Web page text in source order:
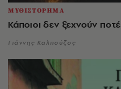
ΜΥΘΙΣΤΟΡΗΜΑ
Κάποιοι δεν ξεχνούν ποτέ
Γιάννης Καλπούζος